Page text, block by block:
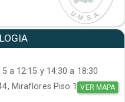
a 12:15 y 14:30 a 18:30
Miraflores Piso 1 VER MAPA